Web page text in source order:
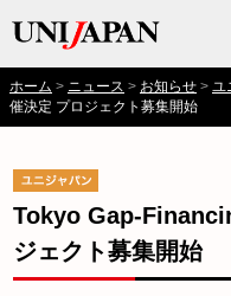
ホーム ニュース お知らせ ユ
催決定 プロジェクト募集開始
Tokyo Gap-
ジェクト募集開始